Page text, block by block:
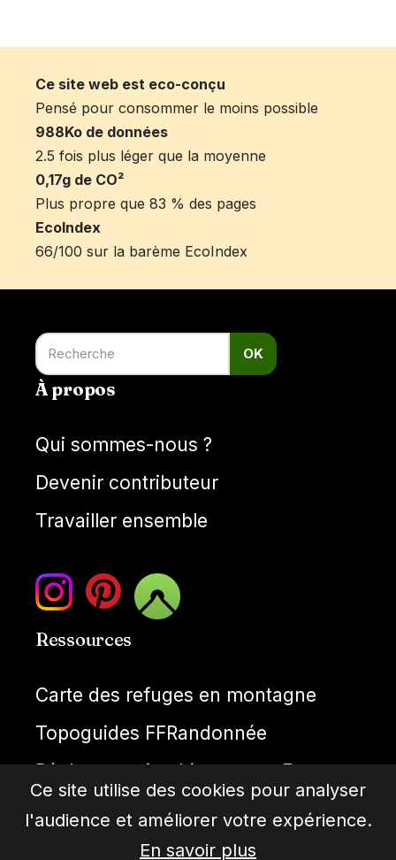
Ce site web est eco-conçu
Pensé pour consommer le moins possible
988Ko de données
2.5 fois plus léger que la moyenne
0,17g de CO²
Plus propre que 83 % des pages
EcoIndex
66/100 sur la barème EcoIndex
OK
À propos
Qui sommes-nous ?
Devenir contributeur
Travailler ensemble
Ressources
Carte des refuges en montagne
Topoguides FFRandonnée
Réglementation bivouac en France
Météo montagne
Cartes IGN gratuties
Ce site utilise des cookies pour analyser
l'audience et améliorer votre expérience.
En savoir plus